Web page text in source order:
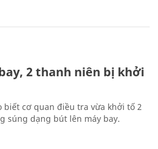
2 thanh niên bị khởi
biết cơ quan điều tra vừa khởi tố 2
súng dạng bút lên máy bay.